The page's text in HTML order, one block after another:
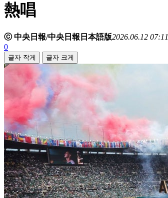
熱唱
ⓒ 中央日報/中央日報日本語版2026.06.12 07:11
0
글자 작게 글자 크게